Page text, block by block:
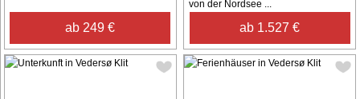
ab 249 €
von der Nordsee ...
ab 1.527 €